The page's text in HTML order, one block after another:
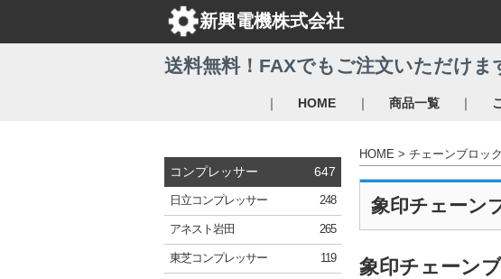
新興電機株式会社
｜ HOME ｜ 商品一覧 ｜
コンプレッサー 647
日立コンプレッサー 248
アネスト岩田 265
東芝コンプレッサー 119
送料無料！FAXでもご注文いただけま
HOME チェーンブロック
象印チェーン
象印チェーン